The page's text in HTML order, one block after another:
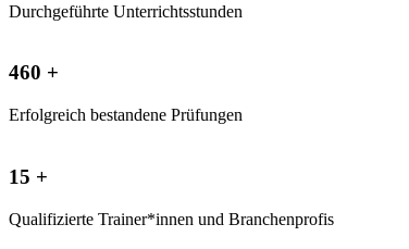
Durchgeführte Unterrichtsstunden
460 +
Erfolgreich bestandene Prüfungen
15 +
Qualifizierte Trainer*innen und Branchenprofis